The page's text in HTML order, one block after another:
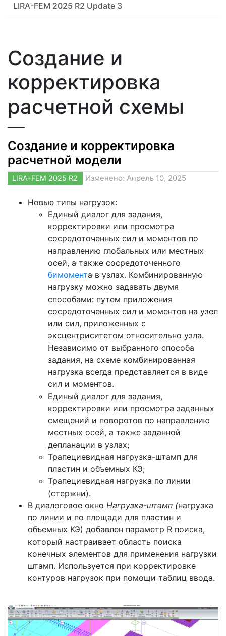
LIRA-FEM 2025 R2 Update 3
Создание и
корректировка
расчетной схемы
Создание и корректировка
расчетной модели
LIRA-FEM 2025 R2 Изменено: Апрель 10, 2025
Новые типы нагрузок:
Единый диалог для задания,
корректировки или просмотра
сосредоточенных сил и моментов по
направлению глобальных или местных
осей, а также сосредоточенного
бимомента в узлах. Комбинированную
нагрузку можно задавать двумя
способами: путем приложения
сосредоточенных сил и моментов на узел
или сил, приложенных с
эксцентриситетом относительно узла.
Независимо от выбранного способа
задания, на схеме комбинированная
нагрузка всегда представляется в виде
сил и моментов.
Единый диалог для задания,
корректировки или просмотра заданных
смещений и поворотов по направлению
местных осей, а также заданной
депланации в узлах;
Трапециевидная нагрузка-штамп для
пластин и объемных КЭ;
Трапециевидная нагрузка по линии
(стержни).
В диалоговое окно Нагрузка-штамп (нагрузка
по линии и по площади для пластин и
объемных КЭ) добавлен параметр R поиска,
который настраивает область поиска
конечных элементов для применения нагрузки
штамп. Используется при корректировке
контуров нагрузок при помощи таблиц ввода.